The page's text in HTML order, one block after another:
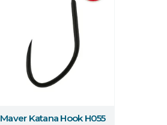
Többet erről
Maver Katana Hook H055